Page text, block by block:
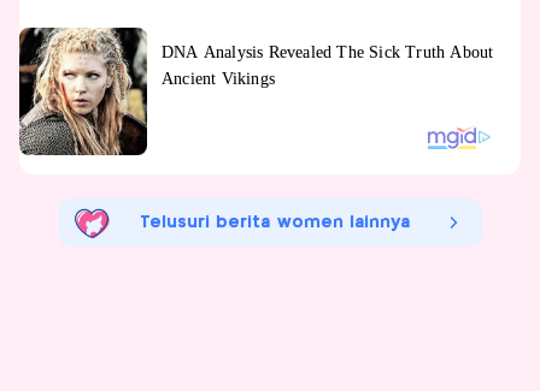
Telusuri berita women lainnya